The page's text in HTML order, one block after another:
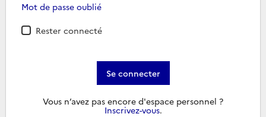
Mot de passe oublié
Rester connecté
Se connecter
Vous n’avez pas encore d'espace personnel ?
Inscrivez-vous.